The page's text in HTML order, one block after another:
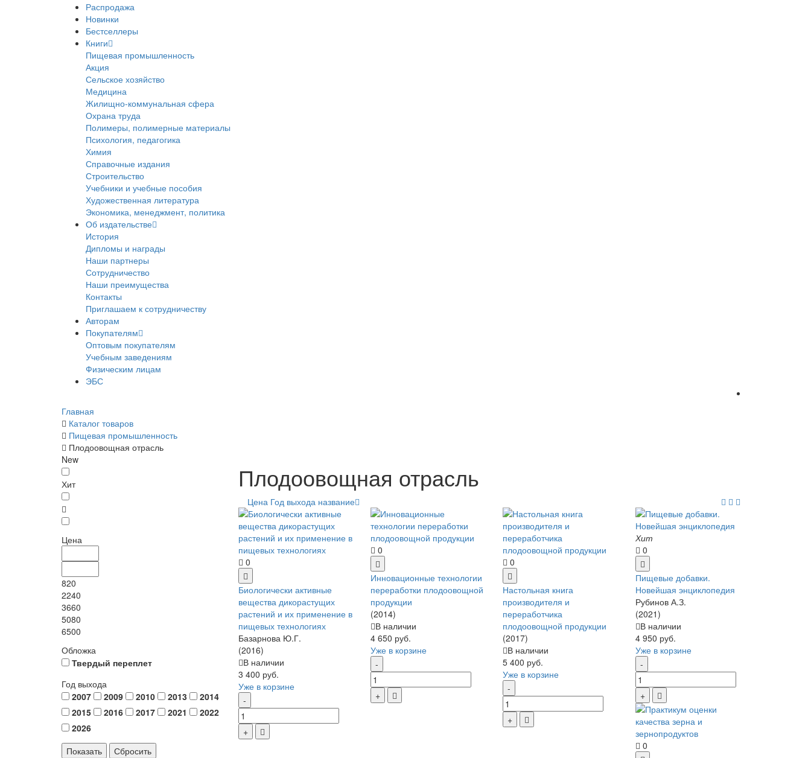
Распродажа
Новинки
Бестселлеры
Книги
Пищевая промышленность
Акция
Сельское хозяйство
Медицина
Жилищно-коммунальная сфера
Охрана труда
Полимеры, полимерные материалы
Психология, педагогика
Химия
Справочные издания
Строительство
Учебники и учебные пособия
Художественная литература
Экономика, менеджмент, политика
Об издательстве
История
Дипломы и награды
Наши партнеры
Сотрудничество
Наши преимущества
Контакты
Приглашаем к сотрудничеству
Авторам
Покупателям
Оптовым покупателям
Учебным заведениям
Физическим лицам
ЭБС
Главная
Каталог товаров
Пищевая промышленность
Плодоовощная отрасль
New
Хит
Цена
820
2240
3660
5080
6500
Обложка
Твердый переплет
Год выхода
2007
2009 2010 2013
2014
2015
2016 2017 2021
2022
2026
Плодоовощная отрасль
Цена Год выхода название
0
Биологически активные
вещества дикорастущих
растений и их применение в
пищевых технологиях
Базарнова Ю.Г.
(2016)
В наличии
3 400 руб.
Уже в корзине
0
Инновационные технологии
переработки плодоовощной
продукции
(2014)
В наличии
4 650 руб.
Уже в корзине
0
Настольная книга
производителя и
переработчика
плодоовощной продукции
(2017)
В наличии
5 400 руб.
Уже в корзине
Хит
0
Пищевые добавки.
Новейшая энциклопедия
Рубинов А.З.
(2021)
В наличии
4 950 руб.
Уже в корзине
0